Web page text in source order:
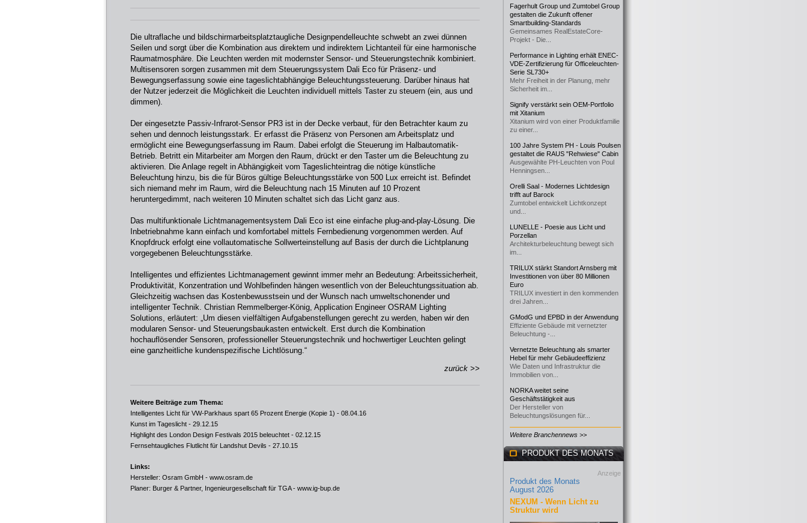
Die ultraflache und bildschirmarbeitsplatztaugliche Designpendelleuchte schwebt an zwei dünnen
Seilen und sorgt über die Kombination aus direktem und indirektem Lichtanteil für eine harmonische
Raumatmosphäre. Die Leuchten werden mit modernster Sensor- und Steuerungstechnik kombiniert.
Multisensoren sorgen zusammen mit dem Steuerungssystem Dali Eco für Präsenz- und
Bewegungserfassung sowie eine tageslichtabhängige Beleuchtungssteuerung. Darüber hinaus hat
der Nutzer jederzeit die Möglichkeit die Leuchten individuell mittels Taster zu steuern (ein, aus und
dimmen).
Der eingesetzte Passiv-Infrarot-Sensor PR3 ist in der Decke verbaut, für den Betrachter kaum zu
sehen und dennoch leistungsstark. Er erfasst die Präsenz von Personen am Arbeitsplatz und
ermöglicht eine Bewegungserfassung im Raum. Dabei erfolgt die Steuerung im Halbautomatik-
Betrieb. Betritt ein Mitarbeiter am Morgen den Raum, drückt er den Taster um die Beleuchtung zu
aktivieren. Die Anlage regelt in Abhängigkeit vom Tageslichteintrag die nötige künstliche
Beleuchtung hinzu, bis die für Büros gültige Beleuchtungsstärke von 500 Lux erreicht ist. Befindet
sich niemand mehr im Raum, wird die Beleuchtung nach 15 Minuten auf 10 Prozent
heruntergedimmt, nach weiteren 10 Minuten schaltet sich das Licht ganz aus.
Das multifunktionale Lichtmanagementsystem Dali Eco ist eine einfache plug-and-play-Lösung. Die
Inbetriebnahme kann einfach und komfortabel mittels Fernbedienung vorgenommen werden. Auf
Knopfdruck erfolgt eine vollautomatische Sollwerteinstellung auf Basis der durch die Lichtplanung
vorgegebenen Beleuchtungsstärke.
Intelligentes und effizientes Lichtmanagement gewinnt immer mehr an Bedeutung: Arbeitssicherheit,
Produktivität, Konzentration und Wohlbefinden hängen wesentlich von der Beleuchtungssituation ab.
Gleichzeitig wachsen das Kostenbewusstsein und der Wunsch nach umweltschonender und
intelligenter Technik. Christian Remmelberger-König, Application Engineer OSRAM Lighting
Solutions, erläutert: „Um diesen vielfältigen Aufgabenstellungen gerecht zu werden, haben wir den
modularen Sensor- und Steuerungsbaukasten entwickelt. Erst durch die Kombination
hochauflösender Sensoren, professioneller Steuerungstechnik und hochwertiger Leuchten gelingt
eine ganzheitliche kundenspezifische Lichtlösung.“
zurück >>
Weitere Beiträge zum Thema:
Intelligentes Licht für VW-Parkhaus spart 65 Prozent Energie (Kopie 1) - 08.04.16
Kunst im Tageslicht - 29.12.15
Highlight des London Design Festivals 2015 beleuchtet - 02.12.15
Fernsehtaugliches Flutlicht für Landshut Devils - 27.10.15
Links:
Hersteller: Osram GmbH - www.osram.de
Planer: Burger & Partner, Ingenieurgesellschaft für TGA - www.ig-bup.de
Fagerhult Group und Zumtobel Group
gestalten die Zukunft offener
Smartbuilding-Standards
Gemeinsames RealEstateCore-
Projekt - Die...
Performance in Lighting erhält ENEC-
VDE-Zertifizierung für Officeleuchten-
Serie SL730+
Mehr Freiheit in der Planung, mehr
Sicherheit im...
Signify verstärkt sein OEM-Portfolio
mit Xitanium
Xitanium wird von einer Produktfamilie
zu einer...
100 Jahre System PH - Louis Poulsen
gestaltet die RAUS "Rehwiese" Cabin
Ausgewählte PH-Leuchten von Poul
Henningsen...
Orelli Saal - Modernes Lichtdesign
trifft auf Barock
Zumtobel entwickelt Lichtkonzept
und...
LUNELLE - Poesie aus Licht und
Porzellan
Architekturbeleuchtung bewegt sich
im...
TRILUX stärkt Standort Arnsberg mit
Investitionen von über 80 Millionen
Euro
TRILUX investiert in den kommenden
drei Jahren...
GModG und EPBD in der Anwendung
Effiziente Gebäude mit vernetzter
Beleuchtung -...
Vernetzte Beleuchtung als smarter
Hebel für mehr Gebäudeeffizienz
Wie Daten und Infrastruktur die
Immobilien von...
NORKA weitet seine
Geschäftstätigkeit aus
Der Hersteller von
Beleuchtungslösungen für...
Weitere Branchennews >>
PRODUKT DES MONATS
Anzeige
Produkt des Monats
August 2026
NEXUM - Wenn Licht zu
Struktur wird